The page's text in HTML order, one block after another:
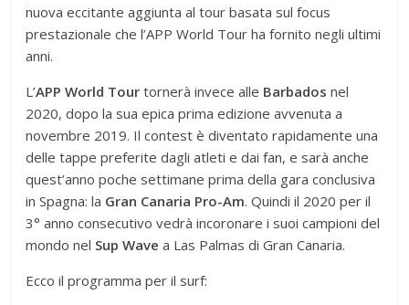
nuova eccitante aggiunta al tour basata sul focus
prestazionale che l’APP World Tour ha fornito negli ultimi
anni.
L’APP World Tour tornerà invece alle Barbados nel
2020, dopo la sua epica prima edizione avvenuta a
novembre 2019. Il contest è diventato rapidamente una
delle tappe preferite dagli atleti e dai fan, e sarà anche
quest’anno poche settimane prima della gara conclusiva
in Spagna: la Gran Canaria Pro-Am. Quindi il 2020 per il
3° anno consecutivo vedrà incoronare i suoi campioni del
mondo nel Sup Wave a Las Palmas di Gran Canaria.
Ecco il programma per il surf: